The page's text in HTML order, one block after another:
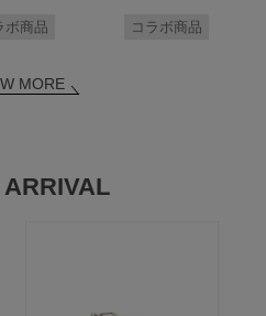
ボ商品 コラボ商品
MORE